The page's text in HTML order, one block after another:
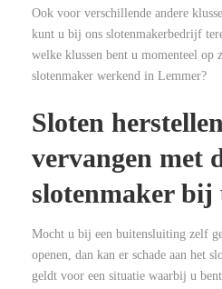
Ook voor verschillende andere
kunt u bij ons slotenmakerbedrijf
welke klussen bent u momenteel op
slotenmaker werkend in Lemmer?
Sloten
vervangen met
slotenmaker
Mocht u bij een buitensluiting zelf
openen, dan kan er schade aan het
geldt voor een situatie waarbij u